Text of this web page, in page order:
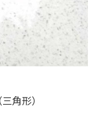
角形）